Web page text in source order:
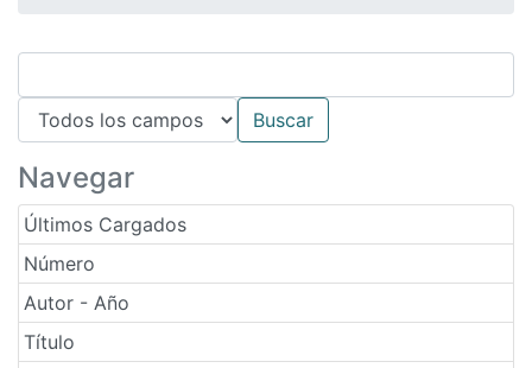
Navegar
Últimos Cargados
Número
Autor - Año
Título